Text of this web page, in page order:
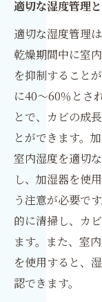
適切な湿度管理
適切な湿度管理
乾燥期間中に室
を抑制すること
に40～60％とさ
とで、カビの成
とができます。
室内湿度を適切
し、加湿器を使
う注意が必要で
的に清掃し、カ
ます。また、室
を使用すると、
認できます。